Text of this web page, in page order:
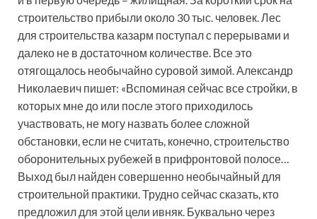
строительство прибыли около 30 тыс. человек. Лес
для строительства казарм поступал с перерывами и
далеко не в достаточном количестве. Все это
отягощалось необычайно суровой зимой. Александр
Николаевич пишет: «Вспоминая сейчас все стройки, в
которых мне до или после этого приходилось
участвовать, не могу назвать более сложной
обстановки, если не считать, конечно, строительство
оборонительных рубежей в прифронтовой полосе…
Выход был найден совершенно необычайный для
строительной практики. Трудно сейчас сказать, кто
предложил для этой цели ивняк. Буквально через